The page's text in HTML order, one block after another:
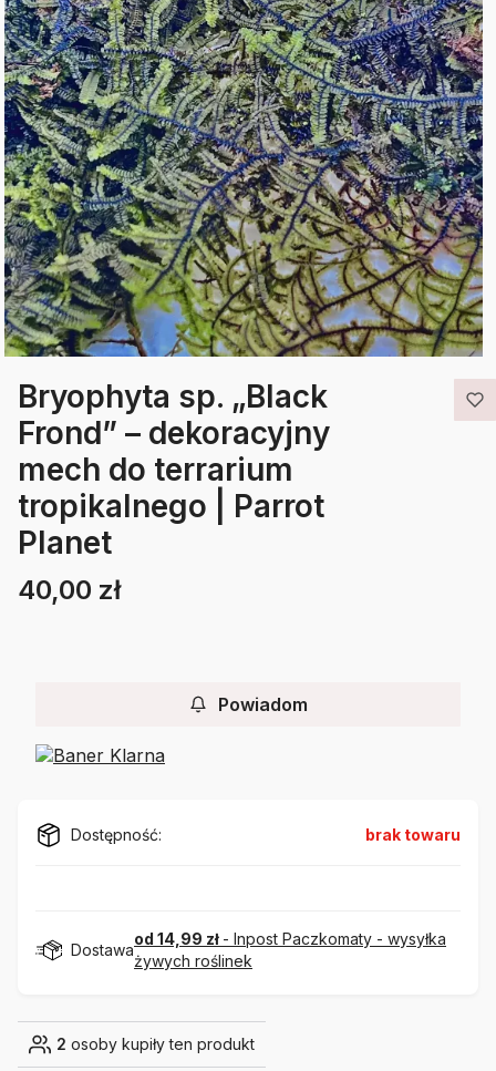
Bryophyta sp. „Black
Frond” – dekoracyjny
mech do terrarium
tropikalnego | Parrot
Planet
Etykiety
Cena
40,00 zł
Powiadom
Dostępność: brak towaru
Dostawa
od 14,99 zł - Inpost Paczkomaty - wysyłka
żywych roślinek
2 osoby kupiły ten produkt